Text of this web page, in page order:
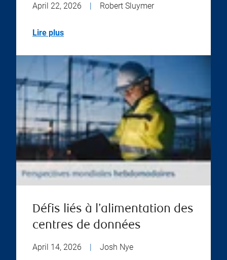
April 22, 2026 | Robert Sluymer
Lire plus
Défis liés à l’alimentation des
centres de données
April 14, 2026 Josh Nye